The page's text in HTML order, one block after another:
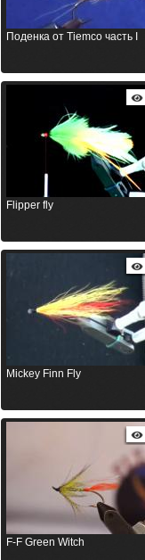
Поденка от Tiemco часть I
Flipper fly
Mickey Finn Fly
F-F Green Witch